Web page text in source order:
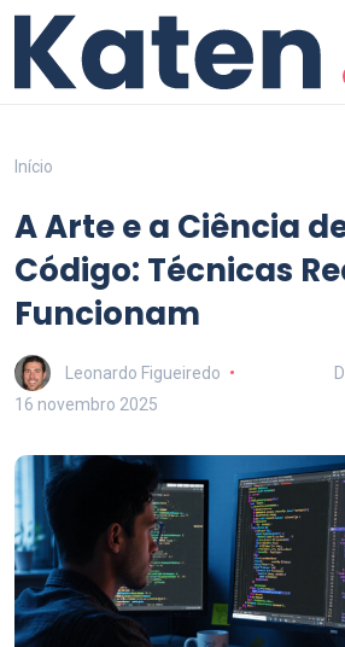
Início
A Arte e a Ciência
Código: Técnicas
Funcionam
Leonardo Figueiredo
16 novembro 2025